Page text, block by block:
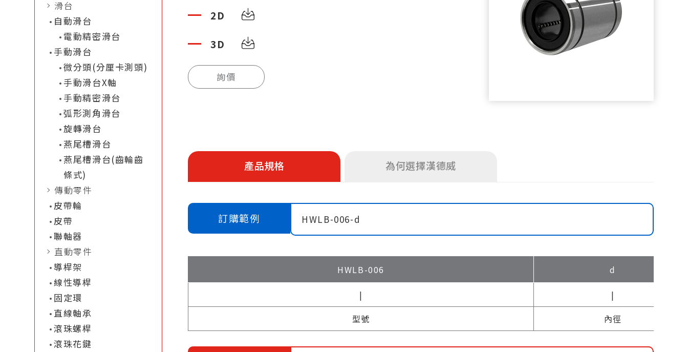
滑台
自動滑台
電動精密滑台
手動滑台
微分頭(分厘卡測頭)
手動滑台X軸
手動精密滑台
弧形測角滑台
旋轉滑台
燕尾槽滑台
燕尾槽滑台(齒輪齒
條式)
傳動零件
皮帶輪
皮帶
聯軸器
直動零件
導桿架
線性導桿
固定環
直線軸承
滾珠螺桿
滾珠花鍵
2D
3D
詢價
產品規格 為何選擇漢德威
訂購範例 HWLB-006-d
HWLB-006 d
|
|
型號
內徑